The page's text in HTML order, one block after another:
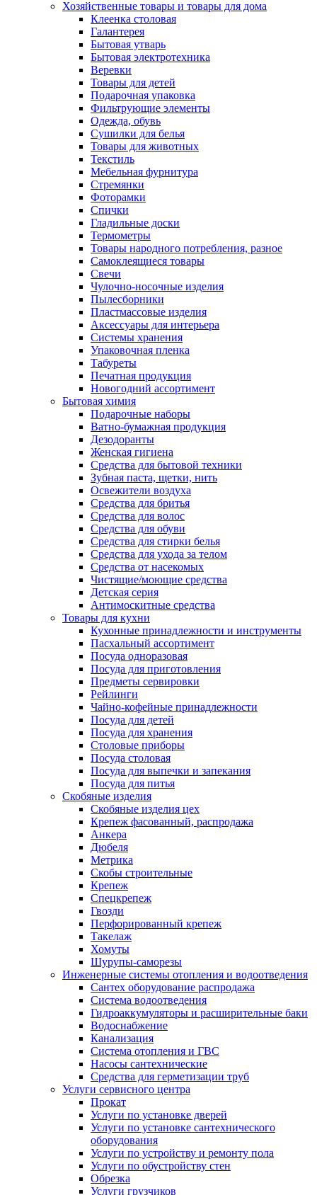
Хозяйственные товары и товары для дома
Клеенка столовая
Галантерея
Бытовая утварь
Бытовая электротехника
Веревки
Товары для детей
Подарочная упаковка
Фильтрующие элементы
Одежда, обувь
Сушилки для белья
Товары для животных
Текстиль
Мебельная фурнитура
Стремянки
Фоторамки
Спички
Гладильные доски
Термометры
Товары народного потребления, разное
Самоклеящиеся товары
Свечи
Чулочно-носочные изделия
Пылесборники
Пластмассовые изделия
Аксессуары для интерьера
Системы хранения
Упаковочная пленка
Табуреты
Печатная продукция
Новогодний ассортимент
Бытовая химия
Подарочные наборы
Ватно-бумажная продукция
Дезодоранты
Женская гигиена
Средства для бытовой техники
Зубная паста, щетки, нить
Освежители воздуха
Средства для бритья
Средства для волос
Средства для обуви
Средства для стирки белья
Средства для ухода за телом
Средства от насекомых
Чистящие/моющие средства
Детская серия
Антимоскитные средства
Товары для кухни
Кухонные принадлежности и инструменты
Пасхальный ассортимент
Посуда одноразовая
Посуда для приготовления
Предметы сервировки
Рейлинги
Чайно-кофейные принадлежности
Посуда для детей
Посуда для хранения
Столовые приборы
Посуда столовая
Посуда для выпечки и запекания
Посуда для питья
Скобяные изделия
Скобяные изделия цех
Крепеж фасованный, распродажа
Анкера
Дюбеля
Метрика
Скобы строительные
Крепеж
Спецкрепеж
Гвозди
Перфорированный крепеж
Такелаж
Хомуты
Шурупы-саморезы
Инженерные системы отопления и водоотведения
Сантех оборудование распродажа
Система водоотведения
Гидроаккумуляторы и расширительные баки
Водоснабжение
Канализация
Система отопления и ГВС
Насосы сантехнические
Средства для герметизации труб
Услуги сервисного центра
Прокат
Услуги по установке дверей
Услуги по установке сантехнического
оборудования
Услуги по устройству и ремонту пола
Услуги по обустройству стен
Обрезка
Услуги грузчиков